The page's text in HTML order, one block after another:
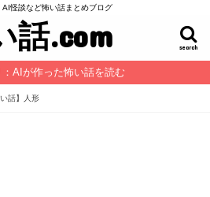
AI怪談など怖い話まとめブログ
話.com search
：AIが作った怖い話を読む
い話】人形